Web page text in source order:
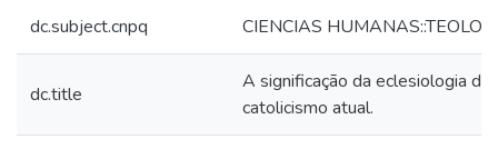
dc.subject.cnpq CIENCIAS
dc.title
A significação da eclesiologia
catolicismo atual.